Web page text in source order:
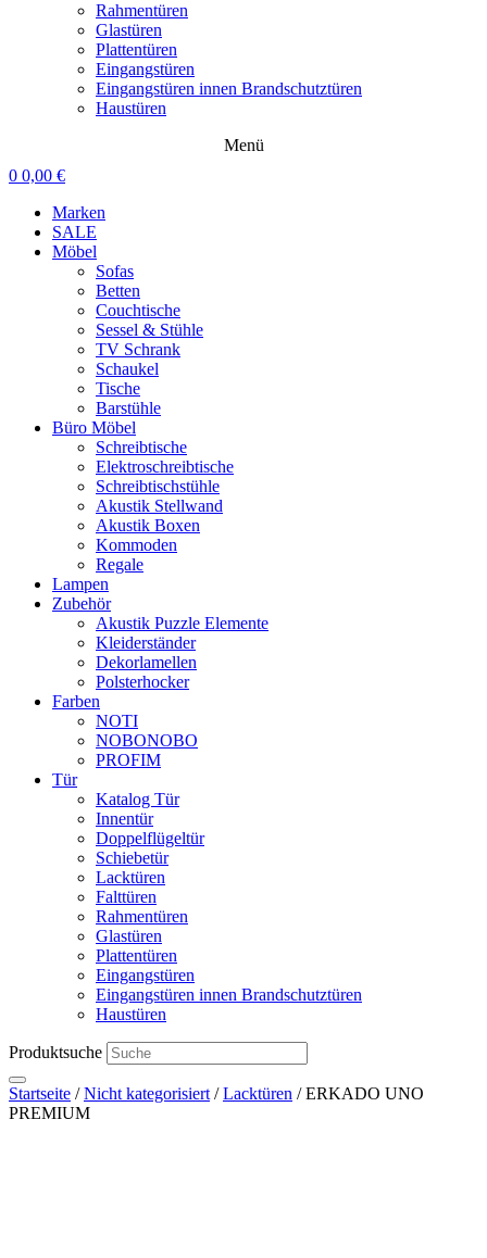
Rahmentüren
Glastüren
Plattentüren
Eingangstüren
Eingangstüren innen Brandschutztüren
Haustüren
Menü
0 0,00 €
Marken
SALE
Möbel
Sofas
Betten
Couchtische
Sessel & Stühle
TV Schrank
Schaukel
Tische
Barstühle
Büro Möbel
Schreibtische
Elektroschreibtische
Schreibtischstühle
Akustik Stellwand
Akustik Boxen
Kommoden
Regale
Lampen
Zubehör
Akustik Puzzle Elemente
Kleiderständer
Dekorlamellen
Polsterhocker
Farben
NOTI
NOBONOBO
PROFIM
Tür
Katalog Tür
Innentür
Doppelflügeltür
Schiebetür
Lacktüren
Falttüren
Rahmentüren
Glastüren
Plattentüren
Eingangstüren
Eingangstüren innen Brandschutztüren
Haustüren
Produktsuche
Startseite /Nicht kategorisiert /Lacktüren / ERKADO UNO
PREMIUM